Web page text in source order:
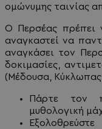
ομώνυμης ταινίας
Ο Περσέας πρέπει
αναγκαστεί να
αναγκάσει τον
δοκιμασίες,
(Μέδουσα,
Πάρτε τον
μυθολογική